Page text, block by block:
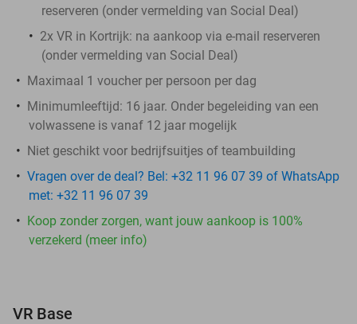
reserveren (onder vermelding van Social Deal)
2x VR in Kortrijk: na aankoop via e-mail reserveren
(onder vermelding van Social Deal)
Maximaal 1 voucher per persoon per dag
Minimumleeftijd: 16 jaar. Onder begeleiding van een
volwassene is vanaf 12 jaar mogelijk
Niet geschikt voor bedrijfsuitjes of teambuilding
Vragen over de deal? Bel: +32 11 96 07 39 of WhatsApp
met: +32 11 96 07 39
Koop zonder zorgen, want jouw aankoop is 100%
verzekerd (meer info)
VR Base